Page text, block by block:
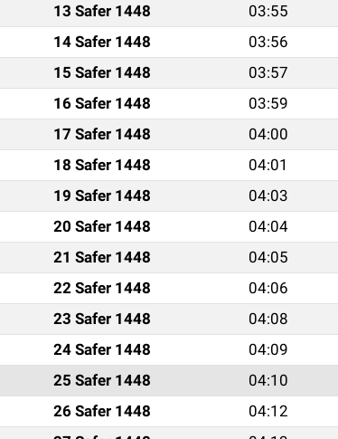
13 Safer 1448 03:55
14 Safer 1448 03:56
15 Safer 1448 03:57
16 Safer 1448 03:59
17 Safer 1448 04:00
18 Safer 1448 04:01
19 Safer 1448 04:03
20 Safer 1448 04:04
21 Safer 1448 04:05
22 Safer 1448 04:06
23 Safer 1448 04:08
24 Safer 1448 04:09
25 Safer 1448 04:10
26 Safer 1448 04:12